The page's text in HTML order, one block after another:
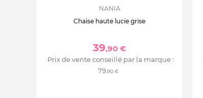
NANIA
Chaise haute lucie grise
39,90 €
Prix de vente conseillé par la marque :
79,90 €